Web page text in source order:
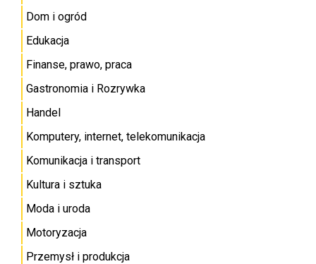
Dom i ogród
Edukacja
Finanse, prawo, praca
Gastronomia i Rozrywka
Handel
Komputery, internet, telekomunikacja
Komunikacja i transport
Kultura i sztuka
Moda i uroda
Motoryzacja
Przemysł i produkcja